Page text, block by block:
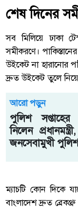
শেষ দিনের
সব মিলিয়ে ঢাকা
সমীকরণে।
উইকেট না হারানোর
দ্রুত উইকেট তুলে
আরো পড়ুন
পুলিশ
নিলেন
জনসেবামুখী
ম্যাচটি কোন দিকে
বাংলাদেশ দ্রুত